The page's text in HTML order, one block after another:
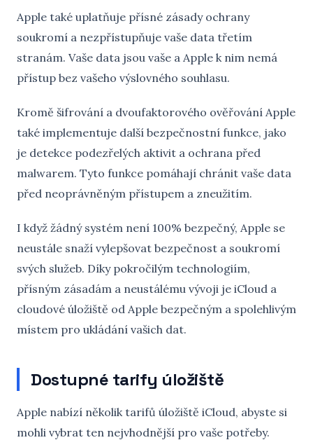
Apple také uplatňuje přísné zásady ochrany
soukromí a nezpřístupňuje vaše data třetím
stranám. Vaše data jsou vaše a Apple k nim nemá
přístup bez vašeho výslovného souhlasu.
Kromě šifrování a dvoufaktorového ověřování Apple
také implementuje další bezpečnostní funkce, jako
je detekce podezřelých aktivit a ochrana před
malwarem. Tyto funkce pomáhají chránit vaše data
před neoprávněným přístupem a zneužitím.
I když žádný systém není 100% bezpečný, Apple se
neustále snaží vylepšovat bezpečnost a soukromí
svých služeb. Díky pokročilým technologiím,
přísným zásadám a neustálému vývoji je iCloud a
cloudové úložiště od Apple bezpečným a spolehlivým
místem pro ukládání vašich dat.
Dostupné tarify úložiště
Apple nabízí několik tarifů úložiště iCloud, abyste si
mohli vybrat ten nejvhodnější pro vaše potřeby.